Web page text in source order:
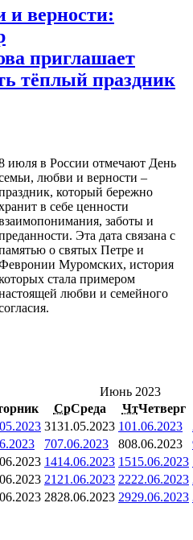
и верности:
приглашает
тёплый праздник
июля в России отмечают День
любви и верности –
который бережно
в себе ценности
заботы и
Эта дата связана с
о святых Петре и
Муромских, история
стала примером
любви и семейного
Июнь 2023
СрСреда ЧтЧетверг
3131.05.2023 101.06.2023
707.06.2023 808.06.2023
1414.06.2023 1515.06.2023
21 21.06.2023 2222.06.2023
2828.06.2023 2929.06.2023